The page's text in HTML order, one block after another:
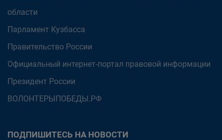
области
Парламент Кузбасса
Правительство России
Официальный интернет-портал правовой информации
Президент России
ВОЛОНТЕРЫПОБЕДЫ.РФ
ПОДПИШИТЕСЬ НА НОВОСТИ